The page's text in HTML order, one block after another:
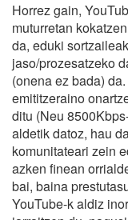
Horrez gain,
muturretan
da, eduki
jaso/prozesatzeko
(onena ez bada)
emititzeraino
ditu (Neu
aldetik datoz, hau
komunitateari zein
azken finean
bai, baina
YouTube-k aldiz